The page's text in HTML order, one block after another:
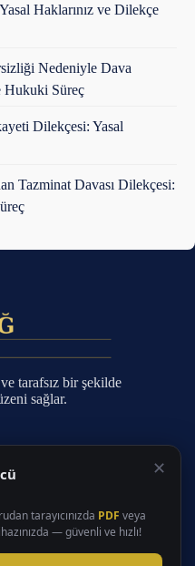
Haklarınız ve Dilekçe
Nedeniyle Dava
Hukuki Süreç
Dilekçesi: Yasal
Tazminat Davası Dilekçesi:
tarafsız bir şekilde
sağlar.
✕
tarayıcınızda PDF veya
— güvenli ve hızlı!